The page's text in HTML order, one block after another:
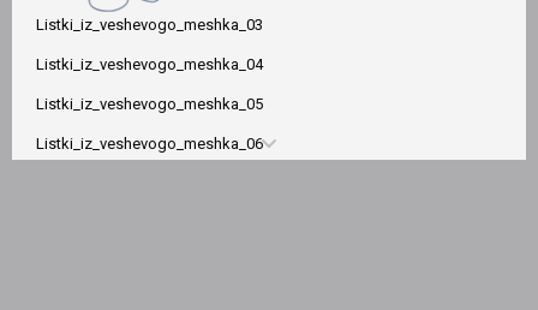
Listki_iz_veshevogo_meshka_03
Listki_iz_veshevogo_meshka_04
Listki_iz_veshevogo_meshka_05
Listki_iz_veshevogo_meshka_06